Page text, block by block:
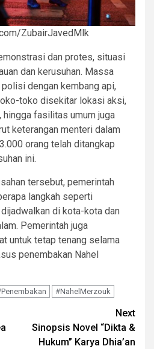
ZubairJavedMlk
dan protes, situasi
dan kerusuhan. Massa
dengan kembang api,
toko disekitar lokasi aksi,
hingga fasilitas umum juga
keterangan menteri dalam
orang telah ditangkap
ini.
tersebut, pemerintah
langkah seperti
di kota-kota dan
Pemerintah juga
untuk tetap tenang selama
penembakan Nahel
#NahelMerzouk
Next
Sinopsis Novel “Dikta &
Hukum” Karya Dhia’an